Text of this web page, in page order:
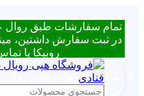
تمام سفارشات طبق
روبیکا یا
تمام سفارشات طبق